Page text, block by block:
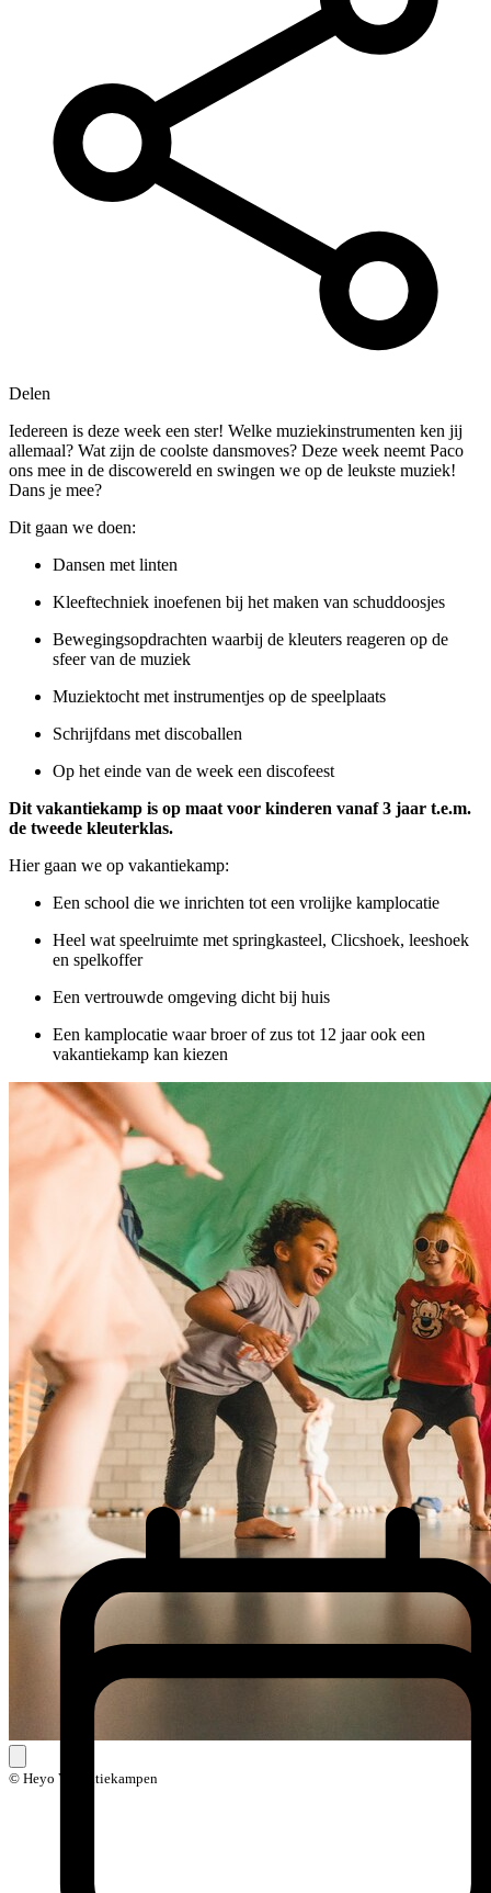
Delen
Iedereen is deze week een ster! Welke muziekinstrumenten ken jij
allemaal? Wat zijn de coolste dansmoves? Deze week neemt Paco
ons mee in de discowereld en swingen we op de leukste muziek!
Dans je mee?
Dit gaan we doen:
Dansen met linten
Kleeftechniek inoefenen bij het maken van schuddoosjes
Bewegingsopdrachten waarbij de kleuters reageren op de
sfeer van de muziek
Muziektocht met instrumentjes op de speelplaats
Schrijfdans met discoballen
Op het einde van de week een discofeest
Dit vakantiekamp is op maat voor kinderen vanaf 3 jaar t.e.m.
de tweede kleuterklas.
Hier gaan we op vakantiekamp:
Een school die we inrichten tot een vrolijke kamplocatie
Heel wat speelruimte met springkasteel, Clicshoek, leeshoek
en spelkoffer
Een vertrouwde omgeving dicht bij huis
Een kamplocatie waar broer of zus tot 12 jaar ook een
vakantiekamp kan kiezen
© Heyo Vakantiekampen